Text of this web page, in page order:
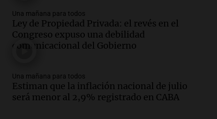
Audio.Ley de Propiedad Privada: el revés
en el Congreso expuso una debilidad
comunicacional del Gobierno
Una mañana para todos
celebración única: 30.000 turistas y el
tradicional Toreo de la Vincha
Una mañana para todos
Una mañana para todos
Ley de Propiedad Privada: el revés en el
Congreso expuso una debilidad
comunicacional del Gobierno
Una mañana para todos
Estiman que la inflación nacional de julio
será menor al 2,9% registrado en CABA